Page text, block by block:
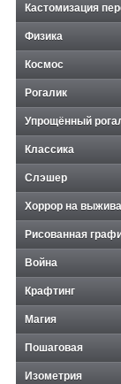
Кастомизация
Физика
Космос
Рогалик
Упрощённый
Классика
Слэшер
Хоррор на
Рисованная
Война
Крафтинг
Магия
Пошаговая
Изометрия